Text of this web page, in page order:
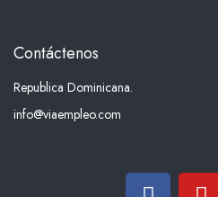
Contáctenos
Republica Dominicana.
info@viaempleo.com